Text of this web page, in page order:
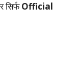
सिर्फOfficial